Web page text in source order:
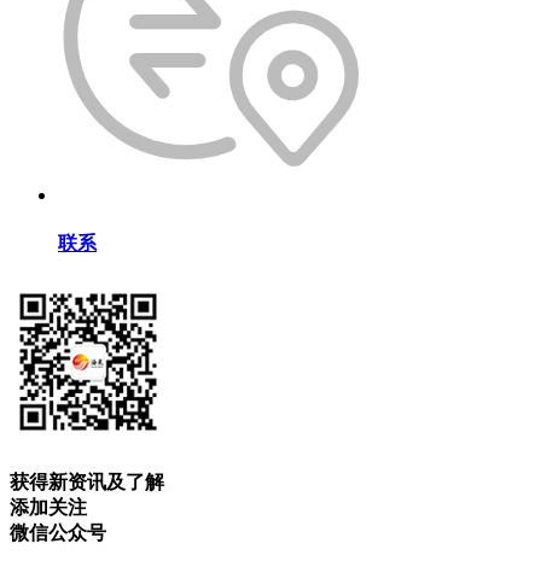
联系
获得新资讯及了解
添加关注
微信公众号